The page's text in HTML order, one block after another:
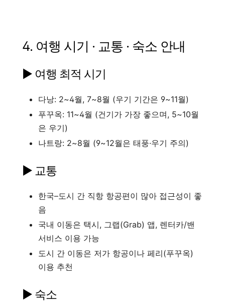
4. 여행 시기 · 교통 · 숙소 안내
▶ 여행 최적 시기
다낭: 2~4월, 7~8월 (우기 기간은 9~11월)
푸꾸옥: 11~4월 (건기가 가장 좋으며, 5~10월
은 우기)
나트랑: 2~8월 (9~12월은 태풍·우기 주의)
▶ 교통
한국–도시 간 직항 항공편이 많아 접근성이 좋
음
국내 이동은 택시, 그랩(Grab) 앱, 렌터카/밴
서비스 이용 가능
도시 간 이동은 저가 항공이나 페리(푸꾸옥)
이용 추천
▶ 숙소